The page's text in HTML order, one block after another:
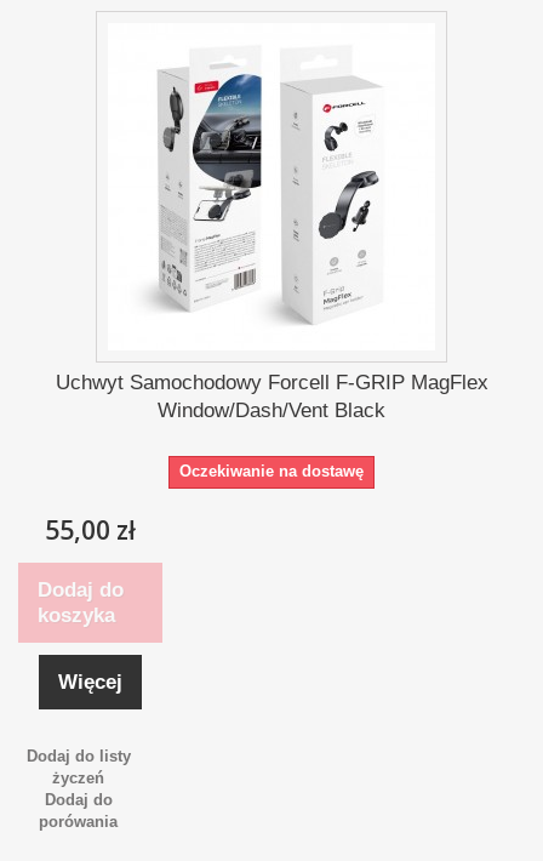
Uchwyt Samochodowy Forcell F-GRIP MagFlex
Window/Dash/Vent Black
Oczekiwanie na dostawę
55,00 zł
Dodaj do
koszyka
Więcej
Dodaj do listy
życzeń
Dodaj do
porówania